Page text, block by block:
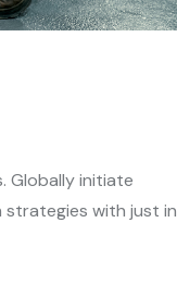
Globally initiate
strategies with just in